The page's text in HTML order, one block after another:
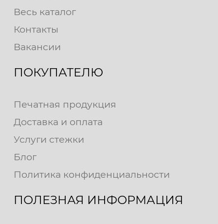
Весь каталог
Контакты
Вакансии
ПОКУПАТЕЛЮ
Печатная продукция
Доставка и оплата
Услуги стежки
Блог
Политика конфиденциальности
ПОЛЕЗНАЯ ИНФОРМАЦИЯ